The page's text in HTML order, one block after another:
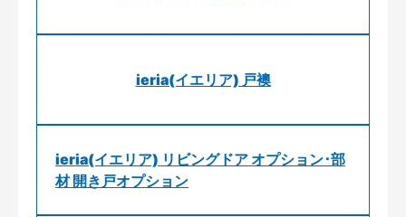
ieria(イエリア) 戸襖
ieria(イエリア) リビングドア オプション･部
材 開き戸オプション